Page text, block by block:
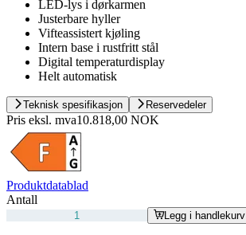
LED-lys i dørkarmen
Justerbare hyller
Vifteassistert kjøling
Intern base i rustfritt stål
Digital temperaturdisplay
Helt automatisk
Teknisk spesifikasjon Reservedeler
Pris eksl. mva10.818,00 NOK
Produktdatablad
Antall
Legg i handlekurv